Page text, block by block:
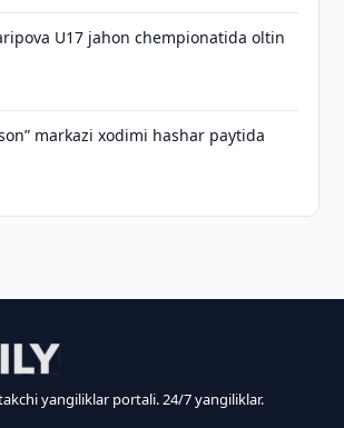
U17 jahon chempionatida oltin
markazi xodimi hashar paytida
yangiliklar portali. 24/7 yangiliklar.